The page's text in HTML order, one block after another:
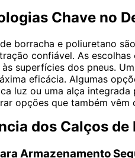
Chave no
borracha e poliuretano
confiável. As
superfícies dos pneus.
eficácia. Algumas
luz ou uma alça
opções que também
dos Calços de
Armazenamento